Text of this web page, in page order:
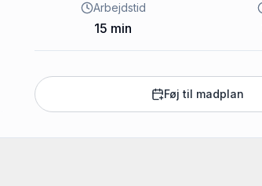
Arbejdstid
15 min
Føj til madplan